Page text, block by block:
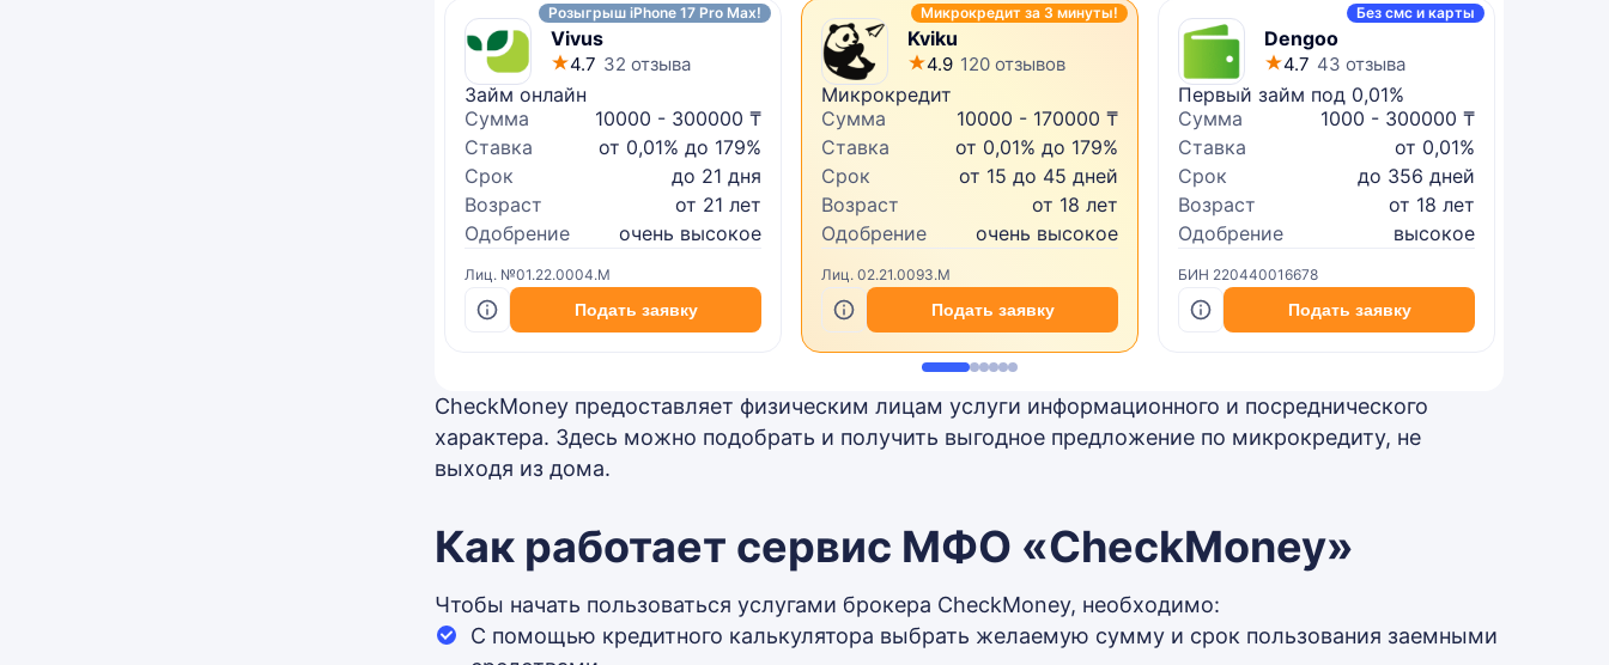
Розыгрыш iPhone 17 Pro Max!
Vivus
4.7 32 отзыва
Займ онлайн
Сумма
10000 - 300000 ₸
Ставка
от 0,01% до 179%
Срок
до 21 дня
Возраст
от 21 лет
Одобрение
очень высокое
Лиц. №01.22.0004.M
Подать заявку
Микрокредит за 3 минуты!
Kviku
4.9 120 отзывов
Микрокредит
Сумма
10000 - 170000 ₸
Ставка
от 0,01% до 179%
Срок
от 15 до 45 дней
Возраст
от 18 лет
Одобрение
очень высокое
Лиц. 02.21.0093.M
Подать заявку
Без смс и карты
Dengoo
4.7 43 отзыва
Первый займ под 0,01%
Сумма
1000 - 300000 ₸
Ставка
от 0,01%
Срок
до 356 дней
Возраст
от 18 лет
Одобрение
высокое
БИН 220440016678
Подать заявку
CheckMoney предоставляет физическим лицам услуги информационного и посреднического
характера. Здесь можно подобрать и получить выгодное предложение по микрокредиту, не
выходя из дома.
Как работает сервис МФО «CheckMoney»
Чтобы начать пользоваться услугами брокера CheckMoney, необходимо:
С помощью кредитного калькулятора выбрать желаемую сумму и срок пользования заемными